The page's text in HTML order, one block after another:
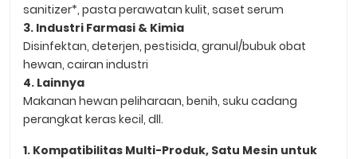
sanitizer*, pasta perawatan kulit, saset serum
3. Industri Farmasi & Kimia
Disinfektan, deterjen, pestisida, granul/bubuk obat
hewan, cairan industri
4. Lainnya
Makanan hewan peliharaan, benih, suku cadang
perangkat keras kecil, dll.
1. Kompatibilitas Multi-Produk, Satu Mesin untuk